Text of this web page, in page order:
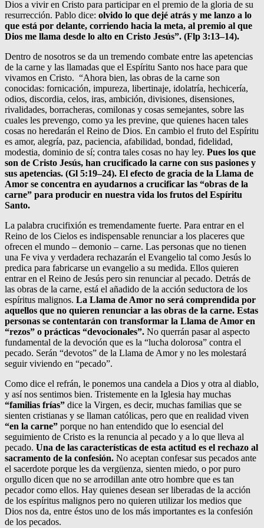
Dios a vivir en Cristo para participar en el premio de la gloria de su
resurrección. Pablo dice: olvido lo que dejé atrás y me lanzo a lo
que está por delante, corriendo hacia la meta, al premio al que
Dios me llama desde lo alto en Cristo Jesús”. (Flp 3:13–14).
Dentro de nosotros se da un tremendo combate entre las apetencias
de la carne y las llamadas que el Espíritu Santo nos hace para que
vivamos en Cristo. “Ahora bien, las obras de la carne son
conocidas: fornicación, impureza, libertinaje, idolatría, hechicería,
odios, discordia, celos, iras, ambición, divisiones, disensiones,
rivalidades, borracheras, comilonas y cosas semejantes, sobre las
cuales les prevengo, como ya les previne, que quienes hacen tales
cosas no heredarán el Reino de Dios. En cambio el fruto del Espíritu
es amor, alegría, paz, paciencia, afabilidad, bondad, fidelidad,
modestia, dominio de sí; contra tales cosas no hay ley. Pues los que
son de Cristo Jesús, han crucificado la carne con sus pasiones y
sus apetencias. (Gl 5:19–24). El efecto de gracia de la Llama de
Amor se concentra en ayudarnos a crucificar las “obras de la
carne” para producir en nuestra vida los frutos del Espíritu
Santo.
La palabra crucifixión es tremendamente fuerte. Para entrar en el
Reino de los Cielos es indispensable renunciar a los placeres que
ofrecen el mundo – demonio – carne. Las personas que no tienen
una Fe viva y verdadera rechazarán el Evangelio tal como Jesús lo
predica para fabricarse un evangelio a su medida. Ellos quieren
entrar en el Reino de Jesús pero sin renunciar al pecado. Detrás de
las obras de la carne, está el añadido de la acción seductora de los
espíritus malignos. La Llama de Amor no será comprendida por
aquellos que no quieren renunciar a las obras de la carne. Estas
personas se contentarán con transformar la Llama de Amor en
“rezos” o prácticas “devocionales”. No querrán pasar al aspecto
fundamental de la devoción que es la “lucha dolorosa” contra el
pecado. Serán “devotos” de la Llama de Amor y no les molestará
seguir viviendo en “pecado”.
Como dice el refrán, le ponemos una candela a Dios y otra al diablo,
y así nos sentimos bien. Tristemente en la Iglesia hay muchas
“familias frías” dice la Virgen, es decir, muchas familias que se
sienten cristianas y se llaman católicas, pero que en realidad viven
“en la carne” porque no han entendido que lo esencial del
seguimiento de Cristo es la renuncia al pecado y a lo que lleva al
pecado. Una de las características de esta actitud es el rechazo al
sacramento de la confesión. No aceptan confesar sus pecados ante
el sacerdote porque les da vergüenza, sienten miedo, o por puro
orgullo dicen que no se arrodillan ante otro hombre que es tan
pecador como ellos. Hay quienes desean ser liberadas de la acción
de los espíritus malignos pero no quieren utilizar los medios que
Dios nos da, entre éstos uno de los más importantes es la confesión
de los pecados.